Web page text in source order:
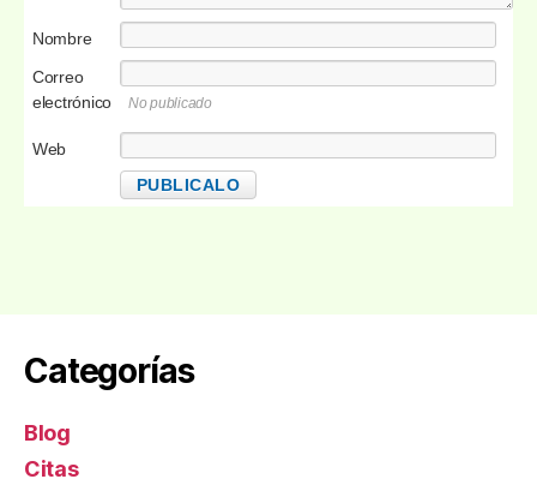
Nombre
Correo
electrónico
No publicado
Web
Categorías
Blog
Citas